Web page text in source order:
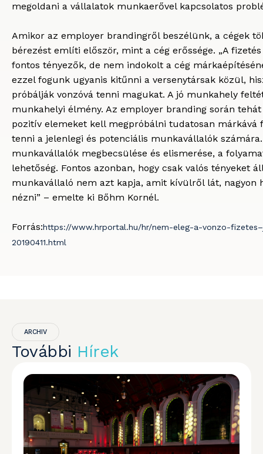
megoldani a vállalatok munkaerővel kapcsolatos
Amikor az employer brandingről beszélünk, a cégek
bérezést említi először, mint a cég erőssége. „A
fontos tényezők, de nem indokolt a cég
ezzel fogunk ugyanis kitűnni a versenytársak közül,
próbálják vonzóvá tenni magukat. A jó munkahely
munkahelyi élmény. Az employer branding során
pozitív elemeket kell megpróbálni tudatosan márkává
tenni a jelenlegi és potenciális munkavállalók
munkavállalók megbecsülése és elismerése, a
lehetőség. Fontos azonban, hogy csak valós tényeket
munkavállaló nem azt kapja, amit kívülről lát, nagyon
nézni” – emelte ki Bőhm Kornél.
Forrás:https://www.hrportal.hu/hr/nem-eleg-a-vonzo-
20190411.html
ARCHIV
További Hírek